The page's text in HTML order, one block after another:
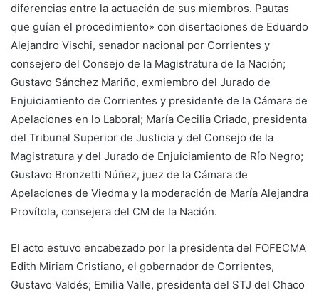
diferencias entre la actuación de sus miembros. Pautas
que guían el procedimiento» con disertaciones de Eduardo
Alejandro Vischi, senador nacional por Corrientes y
consejero del Consejo de la Magistratura de la Nación;
Gustavo Sánchez Mariño, exmiembro del Jurado de
Enjuiciamiento de Corrientes y presidente de la Cámara de
Apelaciones en lo Laboral; María Cecilia Criado, presidenta
del Tribunal Superior de Justicia y del Consejo de la
Magistratura y del Jurado de Enjuiciamiento de Río Negro;
Gustavo Bronzetti Núñez, juez de la Cámara de
Apelaciones de Viedma y la moderación de María Alejandra
Provítola, consejera del CM de la Nación.
El acto estuvo encabezado por la presidenta del FOFECMA
Edith Miriam Cristiano, el gobernador de Corrientes,
Gustavo Valdés; Emilia Valle, presidenta del STJ del Chaco